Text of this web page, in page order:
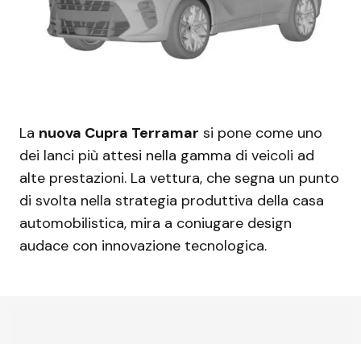
La nuova Cupra Terramar si pone come uno
dei lanci più attesi nella gamma di veicoli ad
alte prestazioni. La vettura, che segna un punto
di svolta nella strategia produttiva della casa
automobilistica, mira a coniugare design
audace con innovazione tecnologica.